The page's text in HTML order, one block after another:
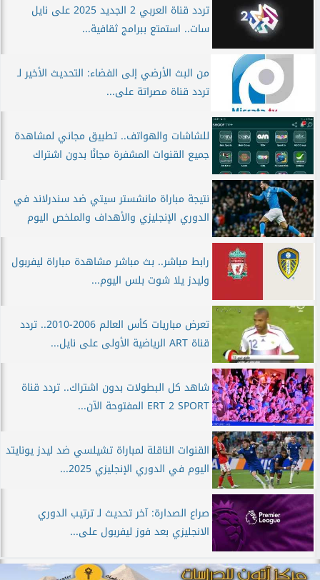
تردد قناة العربي 2 الجديد 2025 على نايل
سات.. استمتع ببرامج ثقافية...
من البث الأرضي إلى الفضاء: التحديث الأخير لـ
تردد قناة مصراتة على...
للشاشات والهواتف.. تطبيق مجاني لمشاهدة
جميع القنوات المشفرة مجانًا بدون اشتراك
نتيجة مباراة مانشستر سيتي ضد سندرلاند في
الدوري الإنجليزي والأهداف والملخص اليوم
رابط مباشر.. بث مباشر مشاهدة مباراة ليفربول
وليدز يلا شوت بلس اليوم...
تعرض مباريات كأس العالم 2006-2010.. تردد
قناة ART الرياضية الأولى على نايل...
شاهد كل البطولات بدون اشتراك.. تردد قناة
ERT 2 SPORT المفتوحة الآن...
القنوات الناقلة لمباراة تشيلسي ضد ليدز يونايتد
اليوم في الدوري الإنجليزي 2025...
صراع الصدارة: آخر تحديث لـ ترتيب الدوري
الانجليزي بعد فوز ليفربول على...